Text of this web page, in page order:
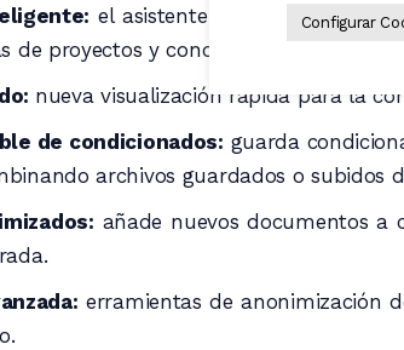
el asistente virtual evoluciona
de proyectos y condicionados.
nueva visualización rápida para la
de condicionados: guarda
archivos guardados o subidos
añade nuevos documentos a
erramientas de anonimización
Configurar